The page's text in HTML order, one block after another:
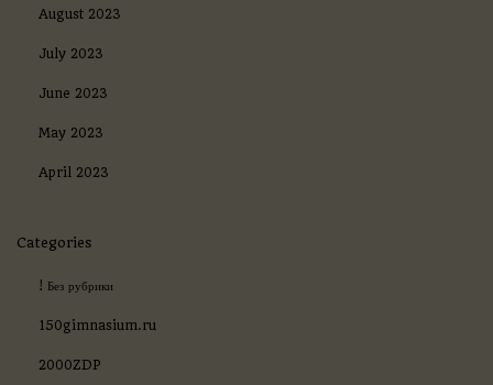
August 2023
July 2023
June 2023
May 2023
April 2023
Categories
! Без рубрики
150gimnasium.ru
2000ZDP